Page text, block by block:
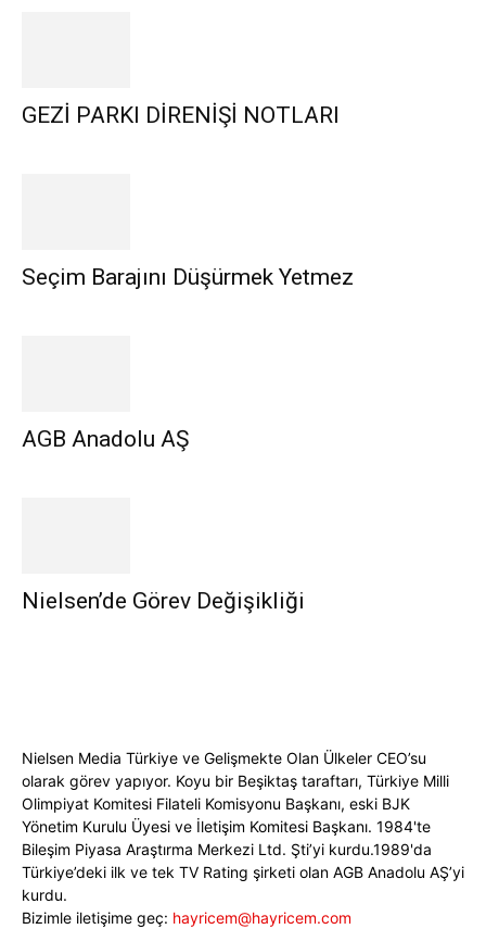
GEZİ PARKI DİRENİŞİ NOTLARI
Seçim Barajını Düşürmek Yetmez
AGB Anadolu AŞ
Nielsen’de Görev Değişikliği
Nielsen Media Türkiye ve Gelişmekte Olan Ülkeler CEO’su
olarak görev yapıyor. Koyu bir Beşiktaş taraftarı, Türkiye Milli
Olimpiyat Komitesi Filateli Komisyonu Başkanı, eski BJK
Yönetim Kurulu Üyesi ve İletişim Komitesi Başkanı. 1984'te
Bileşim Piyasa Araştırma Merkezi Ltd. Şti’yi kurdu.1989'da
Türkiye’deki ilk ve tek TV Rating şirketi olan AGB Anadolu AŞ’yi
kurdu.
Bizimle iletişime geç: hayricem@hayricem.com